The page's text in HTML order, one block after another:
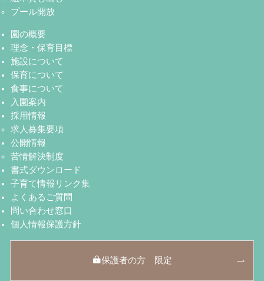
プール開放
園の概要
理念・保育目標
施設について
保育について
食事について
入園案内
採用情報
求人募集要項
公開情報
苦情解決制度
書式ダウンロード
子育て情報リンク集
よくあるご質問
問い合わせ窓口
個人情報保護方針
保護者の方 限定